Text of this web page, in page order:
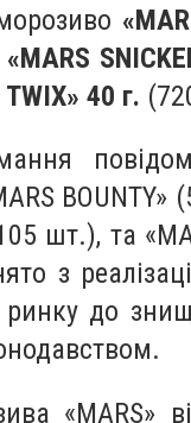
40 г.
BOUNTY»
шт.), та
з
до
«MARS»